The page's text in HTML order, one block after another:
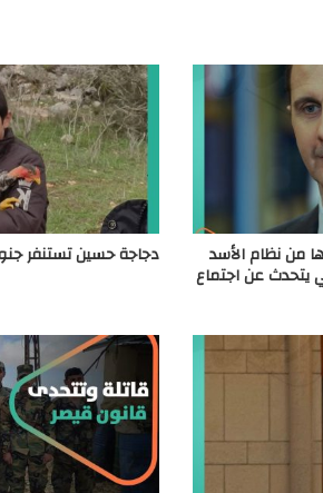
من نظام الأسد
يتحدث عن اجتماع
دجاجة حسين تستنفر